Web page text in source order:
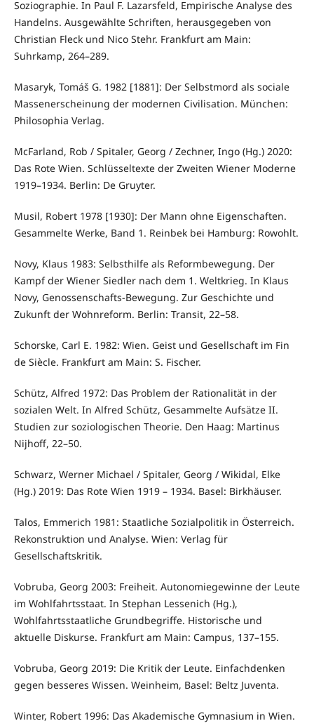
Soziographie. In Paul F. Lazarsfeld, Empirische Analyse des
Handelns. Ausgewählte Schriften, herausgegeben von
Christian Fleck und Nico Stehr. Frankfurt am Main:
Suhrkamp, 264–289.
Masaryk, Tomáš G. 1982 [1881]: Der Selbstmord als sociale
Massenerscheinung der modernen Civilisation. München:
Philosophia Verlag.
McFarland, Rob / Spitaler, Georg / Zechner, Ingo (Hg.) 2020:
Das Rote Wien. Schlüsseltexte der Zweiten Wiener Moderne
1919–1934. Berlin: De Gruyter.
Musil, Robert 1978 [1930]: Der Mann ohne Eigenschaften.
Gesammelte Werke, Band 1. Reinbek bei Hamburg: Rowohlt.
Novy, Klaus 1983: Selbsthilfe als Reformbewegung. Der
Kampf der Wiener Siedler nach dem 1. Weltkrieg. In Klaus
Novy, Genossenschafts-Bewegung. Zur Geschichte und
Zukunft der Wohnreform. Berlin: Transit, 22–58.
Schorske, Carl E. 1982: Wien. Geist und Gesellschaft im Fin
de Siècle. Frankfurt am Main: S. Fischer.
Schütz, Alfred 1972: Das Problem der Rationalität in der
sozialen Welt. In Alfred Schütz, Gesammelte Aufsätze II.
Studien zur soziologischen Theorie. Den Haag: Martinus
Nijhoff, 22–50.
Schwarz, Werner Michael / Spitaler, Georg / Wikidal, Elke
(Hg.) 2019: Das Rote Wien 1919 – 1934. Basel: Birkhäuser.
Talos, Emmerich 1981: Staatliche Sozialpolitik in Österreich.
Rekonstruktion und Analyse. Wien: Verlag für
Gesellschaftskritik.
Vobruba, Georg 2003: Freiheit. Autonomiegewinne der Leute
im Wohlfahrtsstaat. In Stephan Lessenich (Hg.),
Wohlfahrtsstaatliche Grundbegriffe. Historische und
aktuelle Diskurse. Frankfurt am Main: Campus, 137–155.
Vobruba, Georg 2019: Die Kritik der Leute. Einfachdenken
gegen besseres Wissen. Weinheim, Basel: Beltz Juventa.
Winter, Robert 1996: Das Akademische Gymnasium in Wien.